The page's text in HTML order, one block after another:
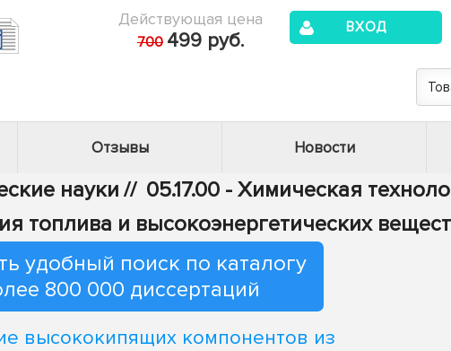
Действующая цена
700 499 руб.
ВХОД
Отзывы Новости
науки // 05.17.00 - Химическая
топлива и высокоэнергетических
удобный поиск по каталогу
800 000 диссертаций
высококипящих компонентов из